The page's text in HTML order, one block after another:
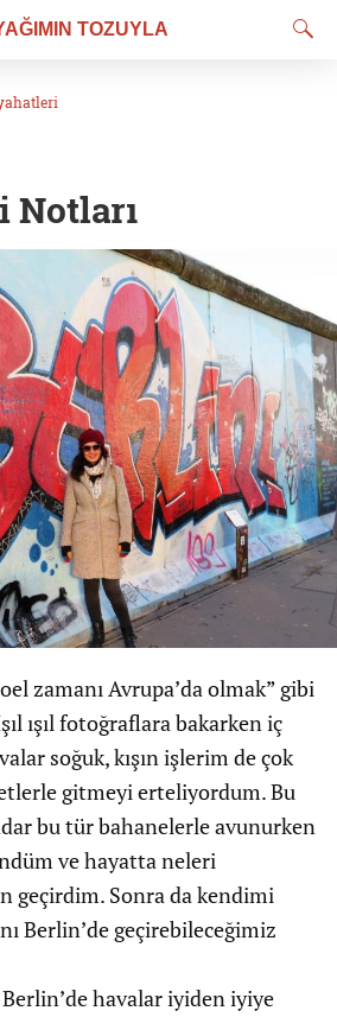
TOZUYLA
Notları
zamanı Avrupa’da olmak” gibi
ışıl fotoğraflara bakarken iç
soğuk, kışın işlerim de çok
gitmeyi erteliyordum. Bu
bu tür bahanelerle avunurken
ve hayatta neleri
geçirdim. Sonra da kendimi
Berlin’de geçirebileceğimiz
Berlin’de havalar iyiden iyiye